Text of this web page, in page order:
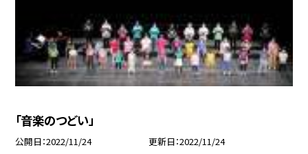
「音楽のつどい」
公開日 2022/11/24 更新日 2022/11/24